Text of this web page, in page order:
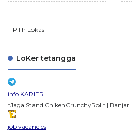
LoKer tetangga
info KARIER
*Jaga Stand ChikenCrunchyRoll* | Banjar
job vacancies